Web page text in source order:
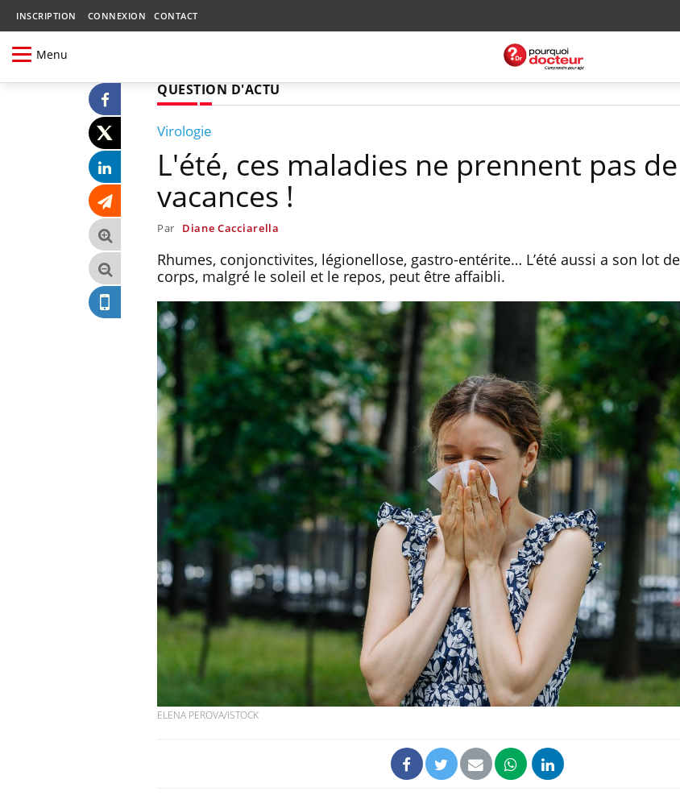
INSCRIPTION CONNEXION CONTACT
Menu
QUESTION D'ACTU
Virologie
L'été, ces maladies ne prennent pas de
vacances !
Par Diane Cacciarella
Rhumes, conjonctivites, légionellose, gastro-entérite… L’été aussi a son lot
corps, malgré le soleil et le repos, peut être affaibli.
ELENA PEROVA/ISTOCK
Cancer colorectal : une
stratégie simple aurait
changé la donne au Pays
basque
Chikungunya, dengue,
West Nile : que se passe-
t-il dans le sud de la
France ?
Les médicaments GLP-1
protègent-ils aussi les os
?
Cytomégalovirus : ce qui
change dans la prise en
charge des femmes
enceintes
La sieste empêche-t-elle
de dormir la nuit ?
VIH : la fin du comprimé
tous les jours se profile-t-
elle enfin ?